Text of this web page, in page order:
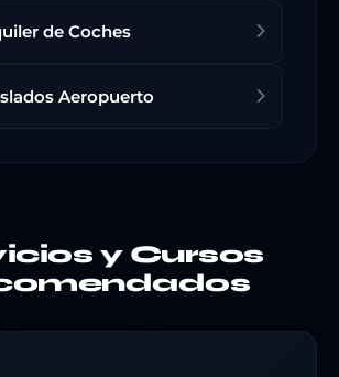
de Coches
Aeropuerto
y Cursos